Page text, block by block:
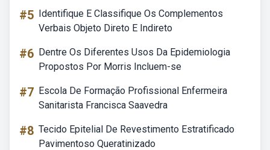
#5 Identifique E Classifique Os Complementos
Verbais Objeto Direto E Indireto
#6 Dentre Os Diferentes Usos Da Epidemiologia
Propostos Por Morris Incluem-se
#7 Escola De Formação Profissional Enfermeira
Sanitarista Francisca Saavedra
#8 Tecido Epitelial De Revestimento Estratificado
Pavimentoso Queratinizado